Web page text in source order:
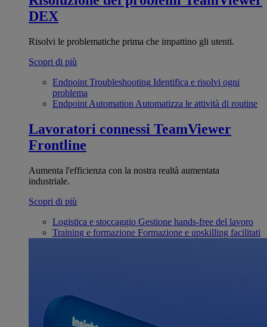
DEX
Risolvi le problematiche prima che impattino gli utenti.
Scopri di più
Endpoint Troubleshooting Identifica e risolvi ogni
problema
Endpoint Automation Automatizza le attività di routine
Lavoratori connessi TeamViewer
Frontline
Aumenta l'efficienza con la nostra realtà aumentata
industriale.
Scopri di più
Logistica e stoccaggio Gestione hands-free del lavoro
Training e formazione Formazione e upskilling facilitati